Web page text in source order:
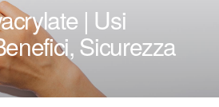
| Usi
Sicurezza